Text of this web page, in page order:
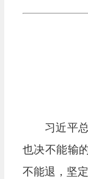
习近平
也决不能输
不能退，坚